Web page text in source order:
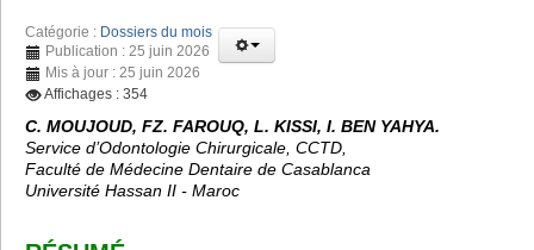
Catégorie : Dossiers du mois
Publication : 25 juin 2026
Mis à jour : 25 juin 2026
Affichages : 354
C. MOUJOUD, FZ. FAROUQ, L. KISSI, I. BEN YAHYA.
Service d’Odontologie Chirurgicale, CCTD,
Faculté de Médecine Dentaire de Casablanca
Université Hassan II - Maroc